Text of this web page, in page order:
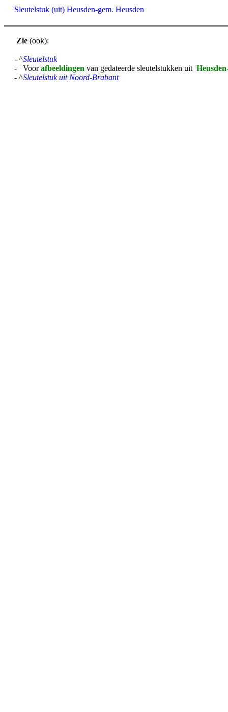
Sleutelstuk (uit) Heusden-gem. Heusden
Zie (ook):
- ^Sleutelstuk
- Voorafbeeldingen van gedateerde sleutelstukken uit
- ^Sleutelstuk uit Noord-Brabant